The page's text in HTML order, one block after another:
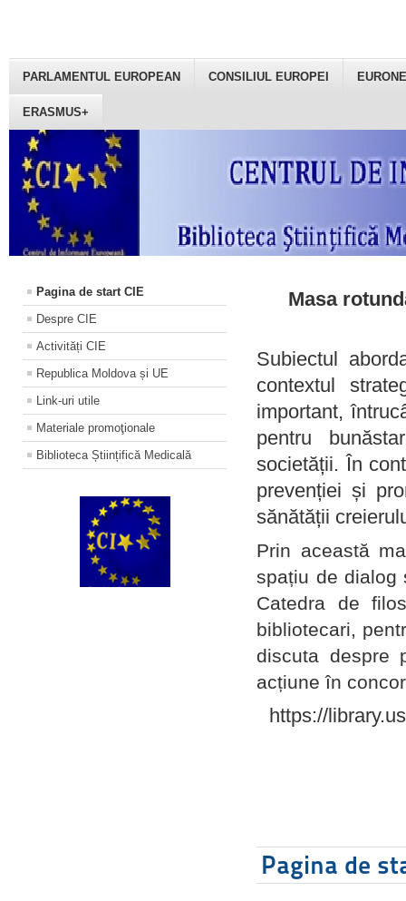
PARLAMENTUL EUROPEAN CONSILIUL EUROPEI
ERASMUS+
Pagina de start CIE
Despre CIE
Activități CIE
Republica Moldova și UE
Link-uri utile
Materiale promoţionale
Biblioteca Științifică Medicală
Masa
Subiectul
contextul
important,
pentru
societății. În
prevenției și
sănătății
Prin această
spațiu de dialog
Catedra de
bibliotecari,
discuta despre
acțiune în
https://
Pagina de